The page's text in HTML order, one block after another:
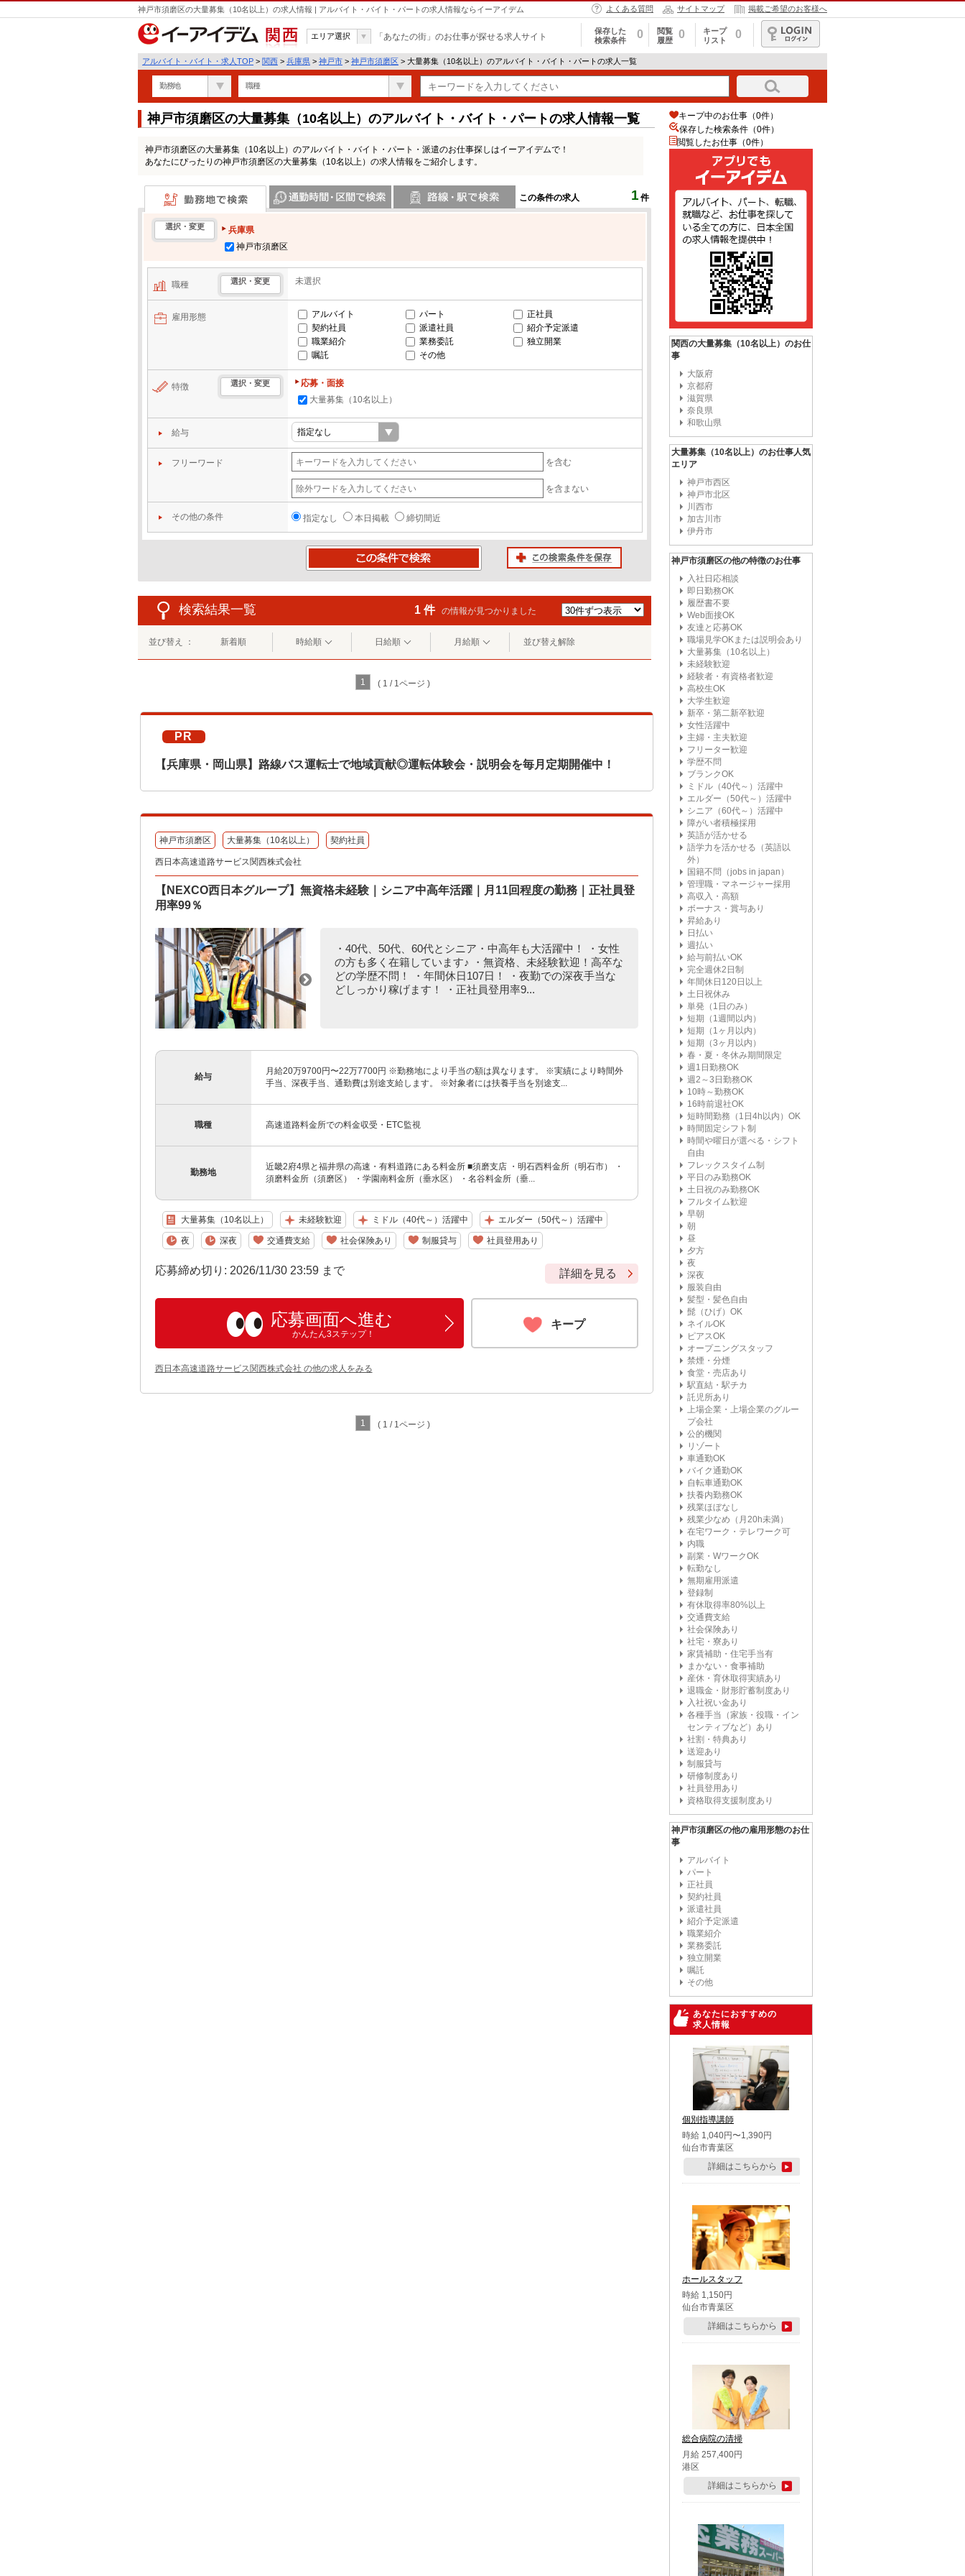
神戸市須磨区の大量募集（10名以上）の求人情報 | アルバイト・バイト・パートの求人情報ならイーアイデム よくある質問 サイトマップ 掲載ご希望のお客様へ
関西
エリア選択 「あなたの街」のお仕事が探せる求人サイト
保存した
検索条件
0
閲覧
履歴
0
キープ
リスト
0
ログイン
アルバイト・バイト・求人TOP > 関西 > 兵庫県 > 神戸市 > 神戸市須磨区 > 大量募集（10名以上）のアルバイト・バイト・パートの求人一覧
勤務地 職種
神戸市須磨区の大量募集（10名以上）のアルバイト・バイト・パートの求人情報一覧
神戸市須磨区の大量募集（10名以上）のアルバイト・バイト・パート・派遣のお仕事探しはイーアイデムで！
あなたにぴったりの神戸市須磨区の大量募集（10名以上）の求人情報をご紹介します。
この条件の求人 1 件
勤務地で検索
選択・変更
兵庫県
神戸市須磨区
職種 選択・変更 未選択
雇用形態 アルバイト パート
正社員
契約社員
派遣社員
紹介予定派遣
職業紹介
業務委託
独立開業
嘱託
その他
特徴 選択・変更
応募・面接
大量募集（10名以上）
給与
フリーワード を含む
を含まない
その他の条件 指定なし 本日掲載 締切間近
検索結果一覧 1 件 の情報が見つかりました
並び替え ： 新着順 時給順 日給順 月給順 並び替え解除
1 ( 1 / 1ページ )
PR
【兵庫県・岡山県】路線バス運転士で地域貢献◎運転体験会・説明会を毎月定期開催中！
神戸市須磨区 大量募集（10名以上） 契約社員
西日本高速道路サービス関西株式会社
【NEXCO西日本グループ】無資格未経験｜シニア中高年活躍｜月11回程度の勤務｜正社員登
用率99％
・40代、50代、60代とシニア・中高年も大活躍中！ ・女性
の方も多く在籍しています♪ ・無資格、未経験歓迎！高卒な
どの学歴不問！ ・年間休日107日！ ・夜勤での深夜手当な
どしっかり稼げます！ ・正社員登用率9...
給与
月給20万9700円〜22万7700円 ※勤務地により手当の額は異なります。 ※実績により時間外
手当、深夜手当、通勤費は別途支給します。 ※対象者には扶養手当を別途支...
職種 高速道路料金所での料金収受・ETC監視
勤務地
近畿2府4県と福井県の高速・有料道路にある料金所 ■須磨支店 ・明石西料金所（明石市） ・
須磨料金所（須磨区） ・学園南料金所（垂水区） ・名谷料金所（垂...
大量募集（10名以上） 未経験歓迎 ミドル（40代～）活躍中 エルダー（50代～）活躍中
夜 深夜 交通費支給 社会保険あり 制服貸与 社員登用あり
応募締め切り: 2026/11/30 23:59 まで 詳細を見る
応募画面へ進む
かんたん3ステップ！
キープ
西日本高速道路サービス関西株式会社 の他の求人をみる
1 ( 1 / 1ページ )
キープ中のお仕事（0件）
保存した検索条件（0件）
閲覧したお仕事（0件）
関西の大量募集（10名以上）のお仕
事
大阪府
京都府
滋賀県
奈良県
和歌山県
大量募集（10名以上）のお仕事人気
エリア
神戸市西区
神戸市北区
川西市
加古川市
伊丹市
神戸市須磨区の他の特徴のお仕事
入社日応相談
即日勤務OK
履歴書不要
Web面接OK
友達と応募OK
職場見学OKまたは説明会あり
大量募集（10名以上）
未経験歓迎
経験者・有資格者歓迎
高校生OK
大学生歓迎
新卒・第二新卒歓迎
女性活躍中
主婦・主夫歓迎
フリーター歓迎
学歴不問
ブランクOK
ミドル（40代～）活躍中
エルダー（50代～）活躍中
シニア（60代～）活躍中
障がい者積極採用
英語が活かせる
語学力を活かせる（英語以
外）
国籍不問（jobs in japan）
管理職・マネージャー採用
高収入・高額
ボーナス・賞与あり
昇給あり
日払い
週払い
給与前払いOK
完全週休2日制
年間休日120日以上
土日祝休み
単発（1日のみ）
短期（1週間以内）
短期（1ヶ月以内）
短期（3ヶ月以内）
春・夏・冬休み期間限定
週1日勤務OK
週2～3日勤務OK
10時～勤務OK
16時前退社OK
短時間勤務（1日4h以内）OK
時間固定シフト制
時間や曜日が選べる・シフト
自由
フレックスタイム制
平日のみ勤務OK
土日祝のみ勤務OK
フルタイム歓迎
早朝
朝
昼
夕方
夜
深夜
服装自由
髪型・髪色自由
髭（ひげ）OK
ネイルOK
ピアスOK
オープニングスタッフ
禁煙・分煙
食堂・売店あり
駅直結・駅チカ
託児所あり
上場企業・上場企業のグルー
プ会社
公的機関
リゾート
車通勤OK
バイク通勤OK
自転車通勤OK
扶養内勤務OK
残業ほぼなし
残業少なめ（月20h未満）
在宅ワーク・テレワーク可
内職
副業・WワークOK
転勤なし
無期雇用派遣
登録制
有休取得率80%以上
交通費支給
社会保険あり
社宅・寮あり
家賃補助・住宅手当有
まかない・食事補助
産休・育休取得実績あり
退職金・財形貯蓄制度あり
入社祝い金あり
各種手当（家族・役職・イン
センティブなど）あり
社割・特典あり
送迎あり
制服貸与
研修制度あり
社員登用あり
資格取得支援制度あり
神戸市須磨区の他の雇用形態のお仕
事
アルバイト
パート
正社員
契約社員
派遣社員
紹介予定派遣
職業紹介
業務委託
独立開業
嘱託
その他
あなたにおすすめの
求人情報
個別指導講師
時給 1,040円〜1,390円
仙台市青葉区
詳細はこちらから
ホールスタッフ
時給 1,150円
仙台市青葉区
詳細はこちらから
総合病院の清掃
月給 257,400円
港区
詳細はこちらから